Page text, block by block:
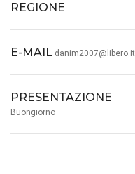
REGIONE
E-MAIL danim2007@libero.it
PRESENTAZIONE
Buongiorno